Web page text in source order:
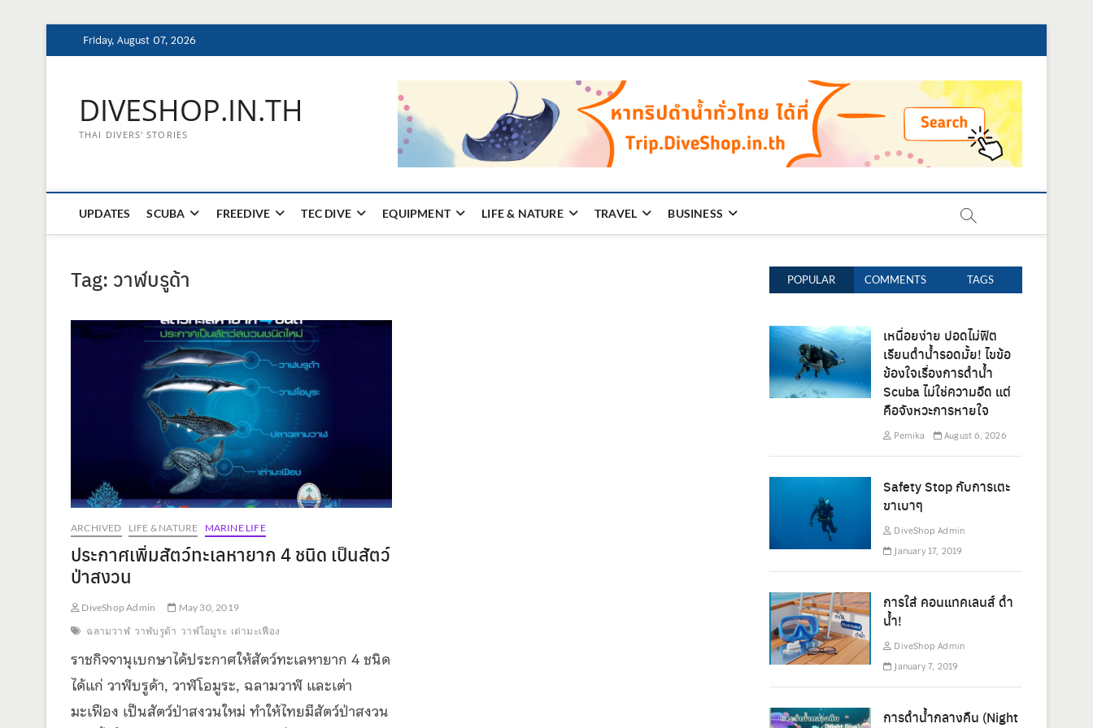
to
Friday, August 07, 2026
DIVESHOP.IN.TH
THAI DIVERS' STORIES
UPDATES SCUBA FREEDIVE TEC DIVE EQUIPMENT LIFE & NATURE TRAVEL BUSINESS
Tag: วาฬบรูด้า
ARCHIVED LIFE & NATURE MARINE LIFE
ประกาศเพิ่มสัตว์ทะเลหายาก 4 ชนิด เป็นสัตว์
ป่าสงวน
DiveShop Admin
May 30, 2019
ฉลามวาฬ วาฬบรูด้า วาฬโอมูระ เต่ามะเฟือง
ราชกิจจานุเบกษาได้ประกาศให้สัตว์ทะเลหายาก 4 ชนิด
ได้แก่ วาฬบรูด้า, วาฬโอมูระ, ฉลามวาฬ และเต่า
มะเฟือง เป็นสัตว์ป่าสงวนใหม่ ทำให้ไทยมีสัตว์ป่าสงวน
POPULAR COMMENTS TAGS
เหนื่อยง่าย ปอดไม่ฟิต
เรียนดำน้ำรอดมั้ย! ไขข้อ
ข้องใจเรื่องการดำน้ำ
Scuba ไม่ใช่ความอึด แต่
คือจังหวะการหายใจ
Pemika August 6, 2026
Safety Stop กับการเตะ
ขาเบาๆ
DiveShop Admin
January 17, 2019
การใส่ คอนแทคเลนส์ ดำ
น้ำ!
DiveShop Admin
January 7, 2019
การดำน้ำกลางคืน (Night